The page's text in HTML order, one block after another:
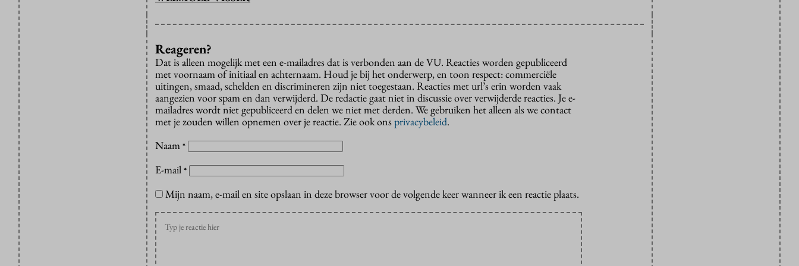
Reageren?
Dat is alleen mogelijk met een e-mailadres dat is verbonden aan de VU. Reacties worden gepubliceerd
met voornaam of initiaal en achternaam. Houd je bij het onderwerp, en toon respect: commerciële
uitingen, smaad, schelden en discrimineren zijn niet toegestaan. Reacties met url’s erin worden vaak
aangezien voor spam en dan verwijderd. De redactie gaat niet in discussie over verwijderde reacties. Je e-
mailadres wordt niet gepubliceerd en delen we niet met derden. We gebruiken het alleen als we contact
met je zouden willen opnemen over je reactie. Zie ook onsprivacybeleid.
Naam *
E-mail *
Mijn naam, e-mail en site opslaan in deze browser voor de volgende keer wanneer ik een reactie plaats.